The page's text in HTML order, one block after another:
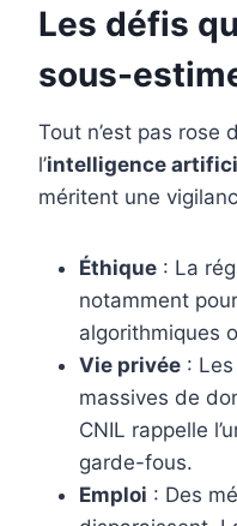
Les défis
sous-
Tout n’est pas rose
l’intelligence
méritent une
Éthique : La
notamment
algorithmiques
Vie privée :
massives de
CNIL rappelle
garde-fous.
Emploi : Des